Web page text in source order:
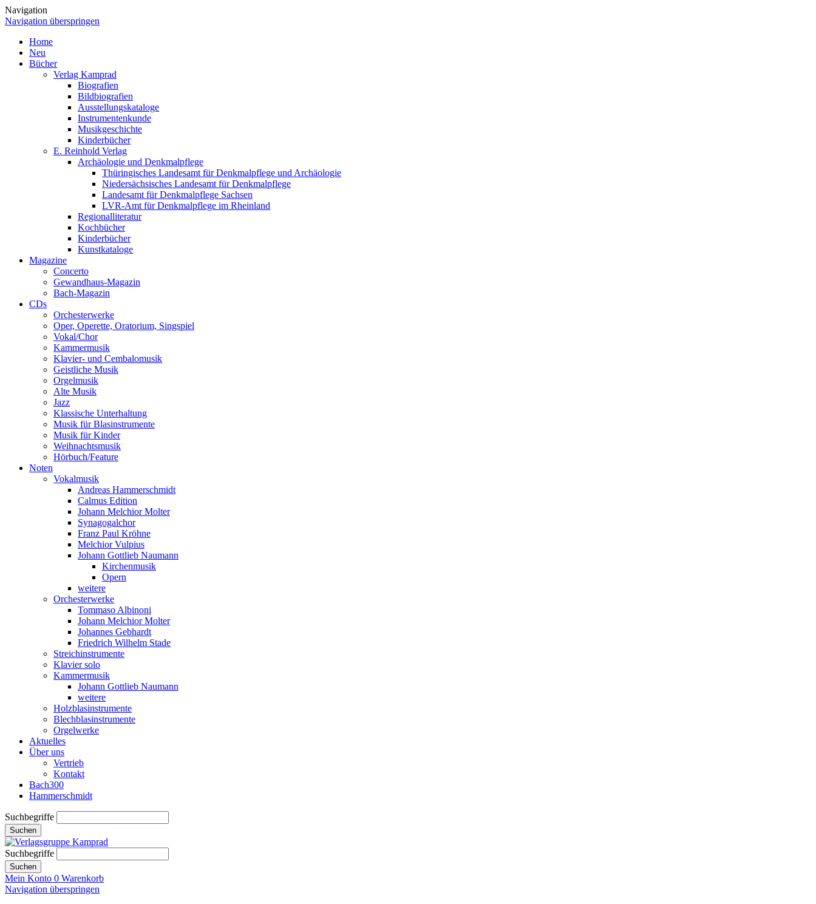
Navigation
Navigation überspringen
Home
Neu
Bücher
Verlag Kamprad
Biografien
Bildbiografien
Ausstellungskataloge
Instrumentenkunde
Musikgeschichte
Kinderbücher
E. Reinhold Verlag
Archäologie und Denkmalpflege
Thüringisches Landesamt für Denkmalpflege und Archäologie
Niedersächsisches Landesamt für Denkmalpflege
Landesamt für Denkmalpflege Sachsen
LVR-Amt für Denkmalpflege im Rheinland
Regionalliteratur
Kochbücher
Kinderbücher
Kunstkataloge
Magazine
Concerto
Gewandhaus-Magazin
Bach-Magazin
CDs
Orchesterwerke
Oper, Operette, Oratorium, Singspiel
Vokal/Chor
Kammermusik
Klavier- und Cembalomusik
Geistliche Musik
Orgelmusik
Alte Musik
Jazz
Klassische Unterhaltung
Musik für Blasinstrumente
Musik für Kinder
Weihnachtsmusik
Hörbuch/Feature
Noten
Vokalmusik
Andreas Hammerschmidt
Calmus Edition
Johann Melchior Molter
Synagogalchor
Franz Paul Kröhne
Melchior Vulpius
Johann Gottlieb Naumann
Kirchenmusik
Opern
weitere
Orchesterwerke
Tommaso Albinoni
Johann Melchior Molter
Johannes Gebhardt
Friedrich Wilhelm Stade
Streichinstrumente
Klavier solo
Kammermusik
Johann Gottlieb Naumann
weitere
Holzblasinstrumente
Blechblasinstrumente
Orgelwerke
Aktuelles
Über uns
Vertrieb
Kontakt
Bach300
Hammerschmidt
Suchbegriffe
Suchen
Suchbegriffe
Suchen
Mein Konto 0 Warenkorb
Navigation überspringen